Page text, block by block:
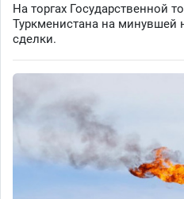
На торгах Государственной
Туркменистана на минувшей
сделки.